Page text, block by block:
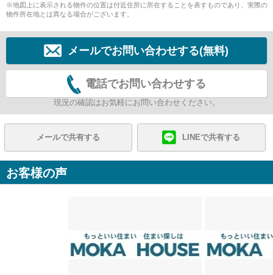
※地図上に表示される物件の位置は付近住所に所在することを表すものであり、実際の
物件所在地とは異なる場合がございます。
メールでお問い合わせする(無料)
電話でお問い合わせする
現況の確認はお気軽にお問い合わせください。
メールで共有する LINEで共有する
お客様の声